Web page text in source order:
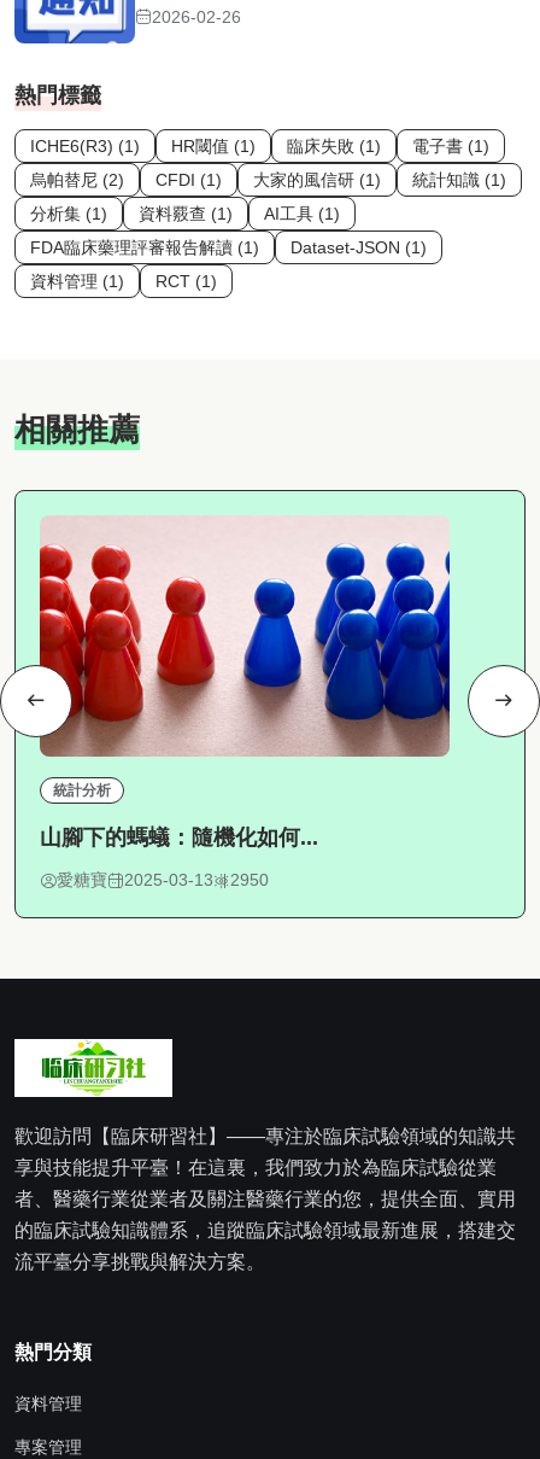
2026-02-26
熱門標籤
ICHE6(R3) (1) HR閾值 (1) 臨床失敗 (1)
電子書 (1)
烏帕替尼 (2)
CFDI (1) 大家的風信研 (1)
統計知識 (1)
分析集 (1)
資料覈查 (1)
AI工具 (1)
FDA臨床藥理評審報告解讀 (1)
Dataset-JSON (1)
資料管理 (1)
RCT (1)
相關推薦
統計分析
山腳下的螞蟻：隨機化如何...
愛糖寶 2025-03-13 2950
歡迎訪問【臨床研習社】——專注於臨床試驗領域的知識共
享與技能提升平臺！在這裏，我們致力於為臨床試驗從業
者、醫藥行業從業者及關注醫藥行業的您，提供全面、實用
的臨床試驗知識體系，追蹤臨床試驗領域最新進展，搭建交
流平臺分享挑戰與解決方案。
熱門分類
資料管理
專案管理